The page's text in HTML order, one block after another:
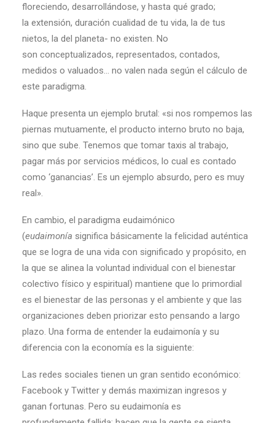
floreciendo, desarrollándose, y hasta qué grado;
la extensión, duración cualidad de tu vida, la de tus
nietos, la del planeta- no existen. No
son conceptualizados, representados, contados,
medidos o valuados… no valen nada según el cálculo de
este paradigma.
Haque presenta un ejemplo brutal: «si nos rompemos las
piernas mutuamente, el producto interno bruto no baja,
sino que sube. Tenemos que tomar taxis al trabajo,
pagar más por servicios médicos, lo cual es contado
como ‘ganancias’. Es un ejemplo absurdo, pero es muy
real».
En cambio, el paradigma eudaimónico
(eudaimonía significa básicamente la felicidad auténtica
que se logra de una vida con significado y propósito, en
la que se alinea la voluntad individual con el bienestar
colectivo físico y espiritual) mantiene que lo primordial
es el bienestar de las personas y el ambiente y que las
organizaciones deben priorizar esto pensando a largo
plazo. Una forma de entender la eudaimonía y su
diferencia con la economía es la siguiente:
Las redes sociales tienen un gran sentido económico:
Facebook y Twitter y demás maximizan ingresos y
ganan fortunas. Pero su eudaimonía es